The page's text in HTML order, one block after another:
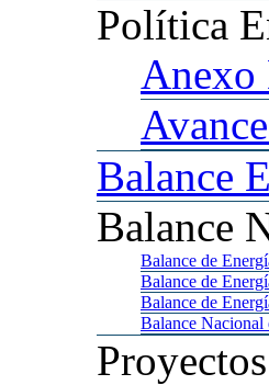
Política
Anexo
Balance
Balance
Balance de
Balance de
Balance de
Balance Nacional
Proyectos